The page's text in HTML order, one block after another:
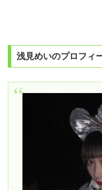
浅見めいのプロフィ